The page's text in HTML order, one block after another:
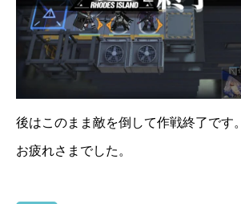
後はこのまま敵を倒して作戦終了です。
お疲れさまでした。